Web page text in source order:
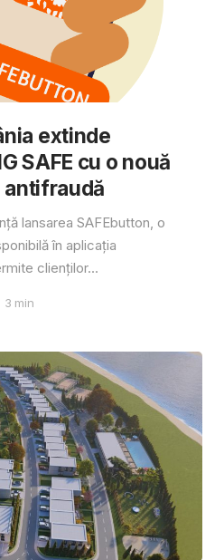
extinde
SAFE cu o nouă
lansarea SAFEbutton, o
în aplicația
clienților...
3 min